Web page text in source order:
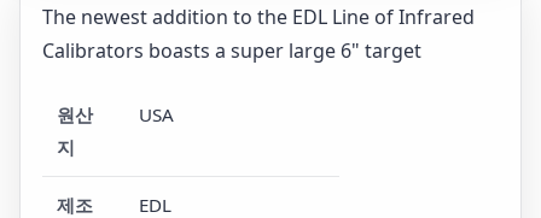
The newest addition to the EDL Line of Infrared
Calibrators boasts a super large 6" target
원산
지
USA
제조
EDL